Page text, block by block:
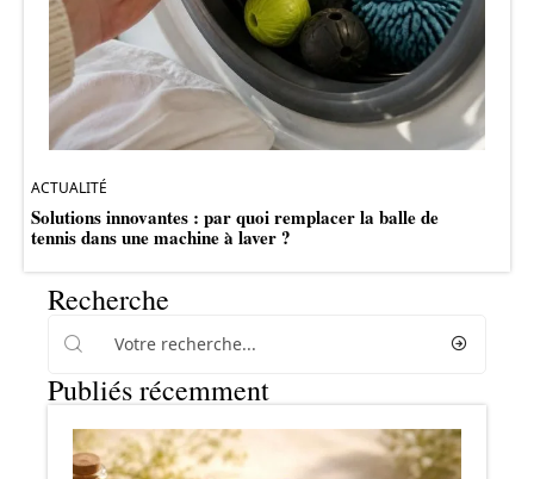
ACTUALITÉ
Solutions innovantes : par quoi remplacer la balle de
tennis dans une machine à laver ?
Recherche
Publiés récemment